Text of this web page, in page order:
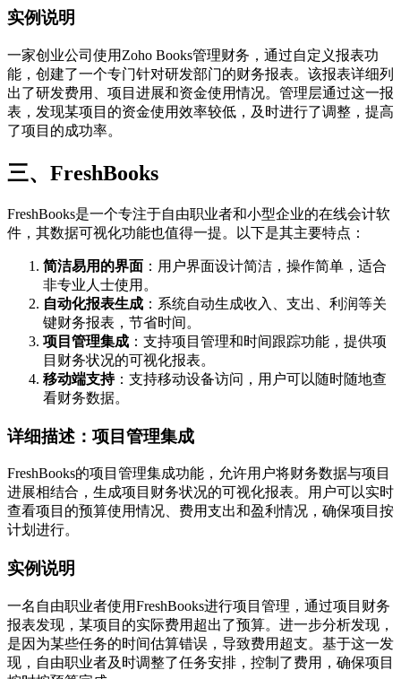
实例说明
一家创业公司使用Zoho Books管理财务，通过自定义报表功
能，创建了一个专门针对研发部门的财务报表。该报表详细列
出了研发费用、项目进展和资金使用情况。管理层通过这一报
表，发现某项目的资金使用效率较低，及时进行了调整，提高
了项目的成功率。
三、FreshBooks
FreshBooks是一个专注于自由职业者和小型企业的在线会计软
件，其数据可视化功能也值得一提。以下是其主要特点：
简洁易用的界面 ：用户界面设计简洁，操作简单，适合
非专业人士使用。
自动化报表生成 ：系统自动生成收入、支出、利润等关
键财务报表，节省时间。
项目管理集成 ：支持项目管理和时间跟踪功能，提供项
目财务状况的可视化报表。
移动端支持：支持移动设备访问，用户可以随时随地查
看财务数据。
详细描述：项目管理集成
FreshBooks的项目管理集成功能，允许用户将财务数据与项目
进展相结合，生成项目财务状况的可视化报表。用户可以实时
查看项目的预算使用情况、费用支出和盈利情况，确保项目按
计划进行。
实例说明
一名自由职业者使用FreshBooks进行项目管理，通过项目财务
报表发现，某项目的实际费用超出了预算。进一步分析发现，
是因为某些任务的时间估算错误，导致费用超支。基于这一发
现，自由职业者及时调整了任务安排，控制了费用，确保项目